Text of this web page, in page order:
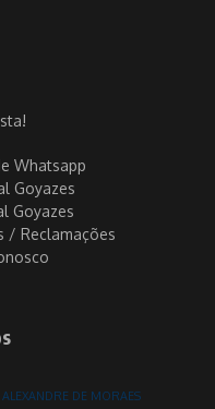
Whatsapp
Goyazes
Goyazes
/ Reclamações
ALEXANDRE DE MORAES